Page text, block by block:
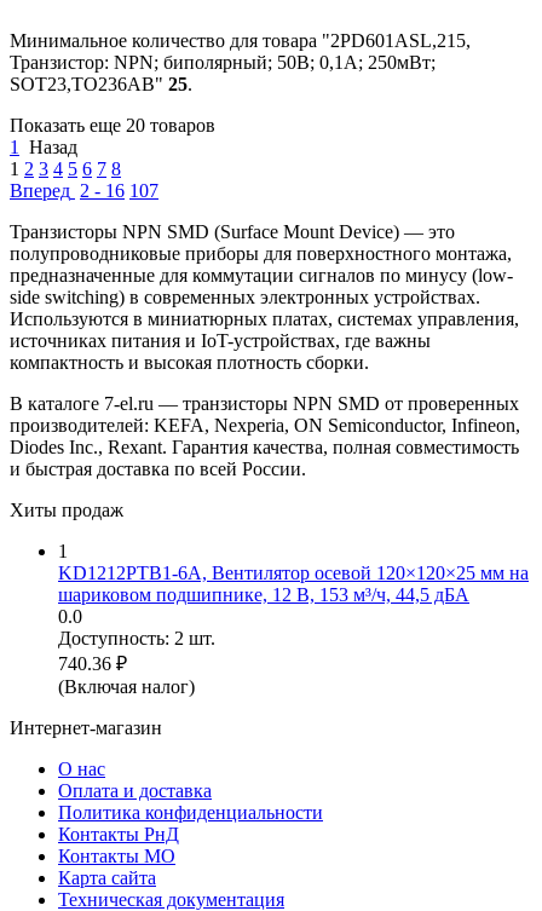
Минимальное количество для товара "2PD601ASL,215,
Транзистор: NPN; биполярный; 50В; 0,1А; 250мВт;
SOT23,TO236AB" 25.
Показать еще 20 товаров
1
Назад
1 2 3 4 5 6 7 8
Вперед 2 - 16 107
Транзисторы NPN SMD (Surface Mount Device) — это
полупроводниковые приборы для поверхностного монтажа,
предназначенные для коммутации сигналов по минусу (low-
side switching) в современных электронных устройствах.
Используются в миниатюрных платах, системах управления,
источниках питания и IoT-устройствах, где важны
компактность и высокая плотность сборки.
В каталоге 7-el.ru — транзисторы NPN SMD от проверенных
производителей: KEFA, Nexperia, ON Semiconductor, Infineon,
Diodes Inc., Rexant. Гарантия качества, полная совместимость
и быстрая доставка по всей России.
Хиты продаж
1
KD1212PTB1-6A, Вентилятор осевой 120×120×25 мм на
шариковом подшипнике, 12 В, 153 м³/ч, 44,5 дБА
0.0
Доступность: 2 шт.
740.36 ₽
(Включая налог)
Интернет-магазин
О нас
Оплата и доставка
Политика конфиденциальности
Контакты РнД
Контакты МО
Карта сайта
Техническая документация